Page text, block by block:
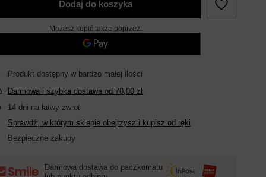
Dodaj do koszyka
Możesz kupić także poprzez:
Produkt dostępny w bardzo małej ilości
Darmowa i szybka dostawa od70,00 zł
14 dni na łatwy zwrot
Sprawdź, w którym sklepie obejrzysz i kupisz od ręki
Bezpieczne zakupy
Darmowa dostawa do paczkomatu